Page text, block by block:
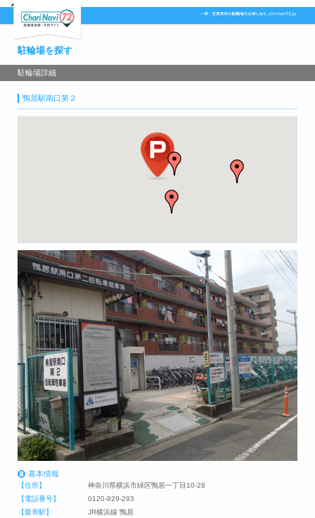
駐輪場を探す
駐輪場詳細
鴨居駅南口第２
基本情報
【住所】
神奈川県横浜市緑区鴨居一丁目10-28
【電話番号】
0120-929-293
【最寄駅】
JR横浜線 鴨居